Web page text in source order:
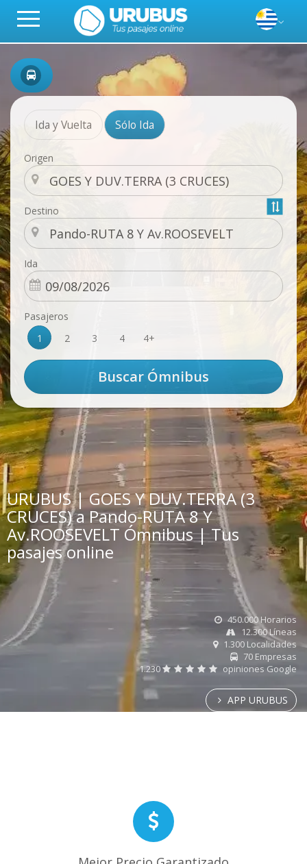
Ida y Vuelta Sólo Ida
Origen
Destino
Ida
Pasajeros
1
2 3 4 4+
URUBUS | GOES Y DUV.TERRA (3
CRUCES) a Pando-RUTA 8 Y
Av.ROOSEVELT Ómnibus | Tus
pasajes online
450.000 Horarios
12.300 Líneas
1.300 Localidades
70 Empresas
1.230
opiniones Google
APP URUBUS